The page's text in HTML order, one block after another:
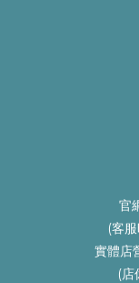
官
(客
實體店
(店